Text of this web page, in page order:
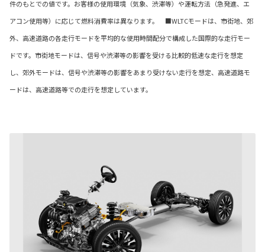
件のもとでの値です。お客様の使用環境（気象、渋滞等）や運転方法（急発進、エ
アコン使用等）に応じて燃料消費率は異なります。 ■WLTCモードは、市街地、郊
外、高速道路の各走行モードを平均的な使用時間配分で構成した国際的な走行モー
ドです。市街地モードは、信号や渋滞等の影響を受ける比較的低速な走行を想定
し、郊外モードは、信号や渋滞等の影響をあまり受けない走行を想定、高速道路モ
ードは、高速道路等での走行を想定しています。